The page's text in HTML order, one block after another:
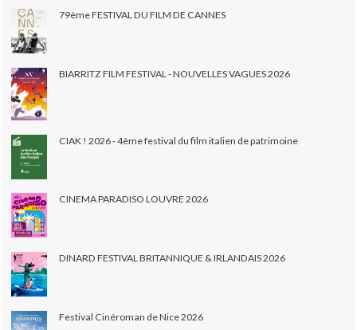
79ème FESTIVAL DU FILM DE CANNES
BIARRITZ FILM FESTIVAL - NOUVELLES VAGUES 2026
CIAK ! 2026 - 4ème festival du film italien de patrimoine
CINEMA PARADISO LOUVRE 2026
DINARD FESTIVAL BRITANNIQUE & IRLANDAIS 2026
Festival Cinéroman de Nice 2026